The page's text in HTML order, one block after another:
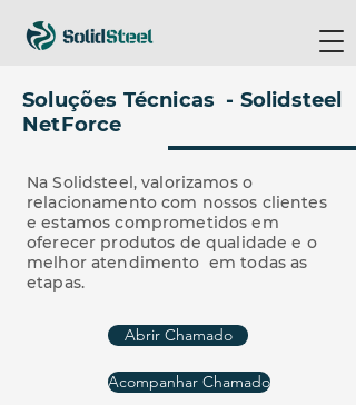
Soluções Técnicas - Solidsteel
NetForce
Na Solidsteel, valorizamos o
relacionamento com nossos clientes
e estamos comprometidos em
oferecer produtos de qualidade e o
melhor atendimento em todas as
etapas.
Abrir Chamado
Acompanhar Chamado